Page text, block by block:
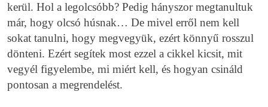
kerül. Hol a legolcsóbb? Pedig hányszor megtanultuk
már, hogy olcsó húsnak… De mivel erről nem kell
sokat tanulni, hogy megvegyük, ezért könnyű rosszul
dönteni. Ezért segítek most ezzel a cikkel kicsit, mit
vegyél figyelembe, mi miért kell, és hogyan csináld
pontosan a megrendelést.